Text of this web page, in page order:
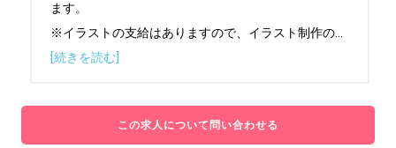
ます。
※イラストの支給はありますので、イラスト制作の
[続きを読む]
この求人について問い合わせる